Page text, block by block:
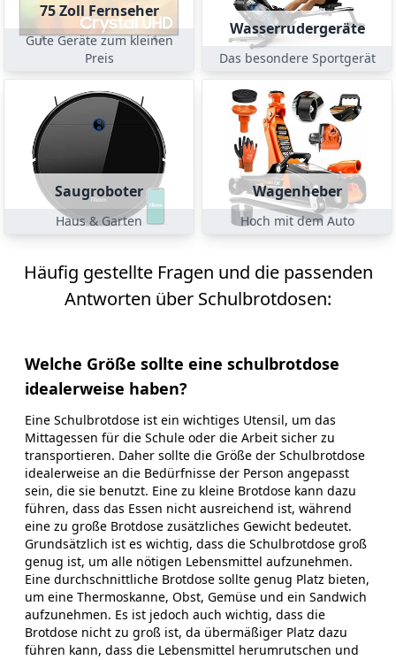
75 Zoll Fernseher
Gute Geräte zum kleinen
Preis
Wasserrudergeräte
Das besondere Sportgerät
Saugroboter
Haus & Garten
Wagenheber
Hoch mit dem Auto
Häufig gestellte Fragen und die passenden
Antworten über Schulbrotdosen:
Welche Größe sollte eine schulbrotdose
idealerweise haben?
Eine Schulbrotdose ist ein wichtiges Utensil, um das
Mittagessen für die Schule oder die Arbeit sicher zu
transportieren. Daher sollte die Größe der Schulbrotdose
idealerweise an die Bedürfnisse der Person angepasst
sein, die sie benutzt. Eine zu kleine Brotdose kann dazu
führen, dass das Essen nicht ausreichend ist, während
eine zu große Brotdose zusätzliches Gewicht bedeutet.
Grundsätzlich ist es wichtig, dass die Schulbrotdose groß
genug ist, um alle nötigen Lebensmittel aufzunehmen.
Eine durchschnittliche Brotdose sollte genug Platz bieten,
um eine Thermoskanne, Obst, Gemüse und ein Sandwich
aufzunehmen. Es ist jedoch auch wichtig, dass die
Brotdose nicht zu groß ist, da übermäßiger Platz dazu
führen kann, dass die Lebensmittel herumrutschen und